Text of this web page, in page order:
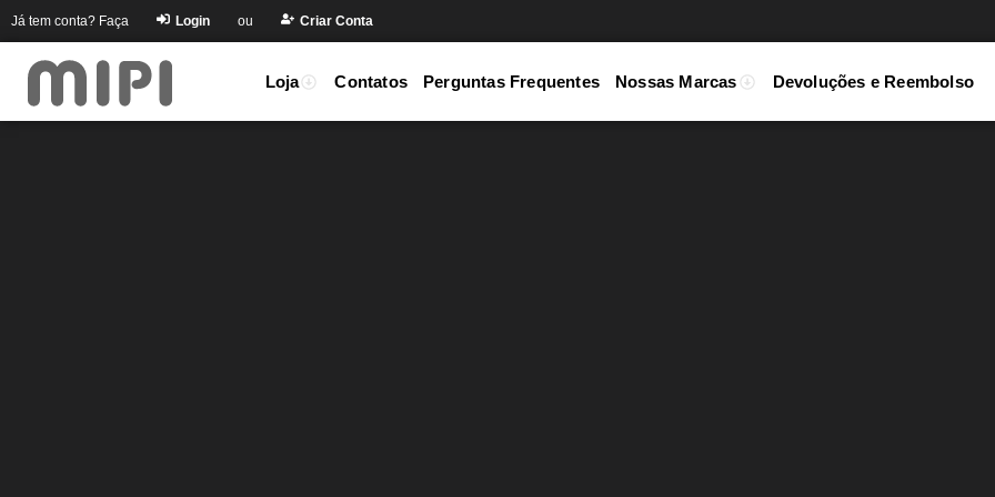
Já tem conta? Faça Login ou Criar Conta
Loja Contatos Perguntas Frequentes Nossas Marcas Devoluções e Reembolso